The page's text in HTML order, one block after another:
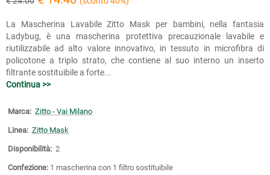
La Mascherina Lavabile Zitto Mask per bambini, nella fantasia
Ladybug, è una mascherina protettiva precauzionale lavabile e
riutilizzabile ad alto valore innovativo, in tessuto in microfibra di
policotone a triplo strato, che contiene al suo interno un inserto
filtrante sostituibile a forte...
Continua >>
Marca: Zitto - Vai Milano
Linea: Zitto Mask
Disponibilità: 2
Confezione: 1 mascherina con 1 filtro sostituibile